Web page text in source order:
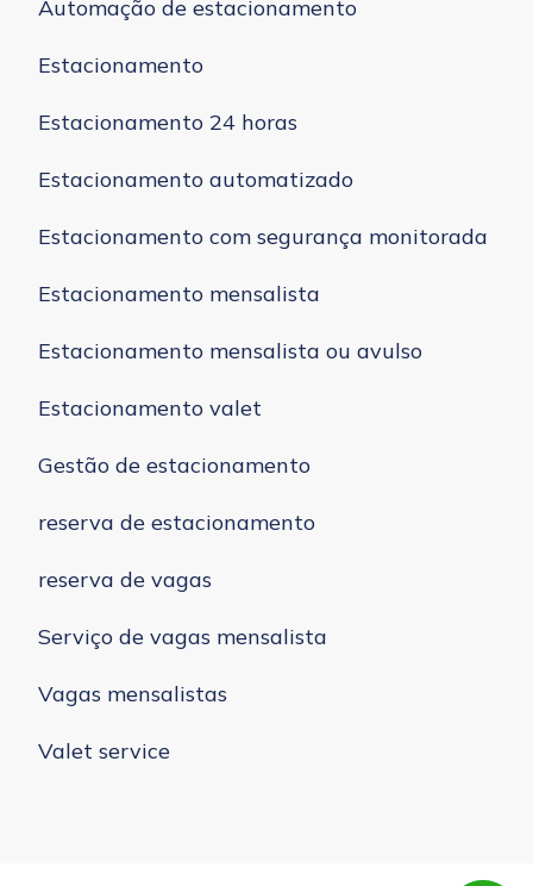
Automação de estacionamento
Estacionamento
Estacionamento 24 horas
Estacionamento automatizado
Estacionamento com segurança monitorada
Estacionamento mensalista
Estacionamento mensalista ou avulso
Estacionamento valet
Gestão de estacionamento
reserva de estacionamento
reserva de vagas
Serviço de vagas mensalista
Vagas mensalistas
Valet service